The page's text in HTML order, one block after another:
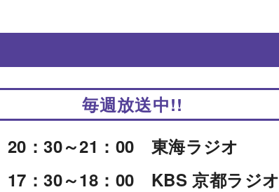
毎週放送中!!
20：30～21：00 東海ラジオ
17：30～18：00 KBS 京都ラジオ